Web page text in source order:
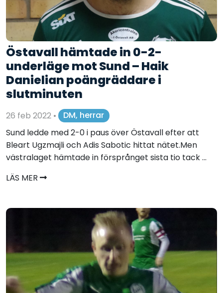
Östavall hämtade in 0-2-
underläge mot Sund – Haik
Danielian poängräddare i
slutminuten
26 feb 2022 •
DM, herrar
Sund ledde med 2-0 i paus över Östavall efter att
Bleart Ugzmajli och Adis Sabotic hittat nätet.Men
västralaget hämtade in försprånget sista tio tack ...
LÄS MER